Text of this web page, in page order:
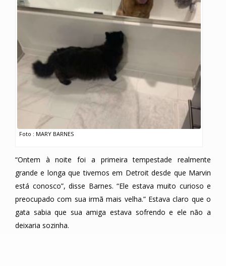
Foto : MARY BARNES
“Ontem à noite foi a primeira tempestade realmente
grande e longa que tivemos em Detroit desde que Marvin
está conosco”, disse Barnes. “Ele estava muito curioso e
preocupado com sua irmã mais velha.” Estava claro que o
gata sabia que sua amiga estava sofrendo e ele não a
deixaria sozinha.